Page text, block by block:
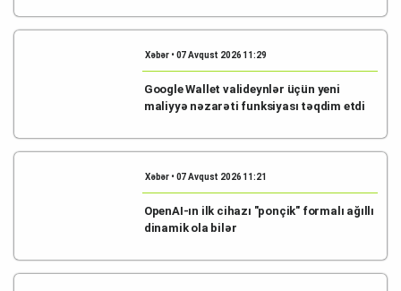
Xəbər • 07 Avqust 2026 11:29
Google Wallet valideynlər üçün yeni
maliyyə nəzarəti funksiyası təqdim etdi
Xəbər • 07 Avqust 2026 11:21
OpenAI-ın ilk cihazı "ponçik" formalı ağıllı
dinamik ola bilər